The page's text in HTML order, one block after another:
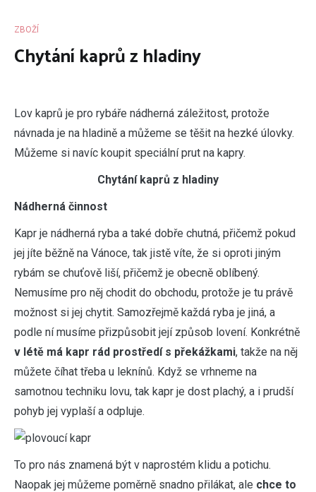
ZBOŽÍ
Chytání kaprů z hladiny
Lov kaprů je pro rybáře nádherná záležitost, protože
návnada je na hladině a můžeme se těšit na hezké úlovky.
Můžeme si navíc koupit speciální prut na kapry.
Chytání kaprů z hladiny
Nádherná činnost
Kapr je nádherná ryba a také dobře chutná, přičemž pokud
jej jíte běžně na Vánoce, tak jistě víte, že si oproti jiným
rybám se chuťově liší, přičemž je obecně oblíbený.
Nemusíme pro něj chodit do obchodu, protože je tu právě
možnost si jej chytit. Samozřejmě každá ryba je jiná, a
podle ní musíme přizpůsobit její způsob lovení. Konkrétně
v létě má kapr rád prostředí s překážkami, takže na něj
můžete číhat třeba u leknínů. Když se vrhneme na
samotnou techniku lovu, tak kapr je dost plachý, a i prudší
pohyb jej vyplaší a odpluje.
To pro nás znamená být v naprostém klidu a potichu.
Naopak jej můžeme poměrně snadno přilákat, ale chce to